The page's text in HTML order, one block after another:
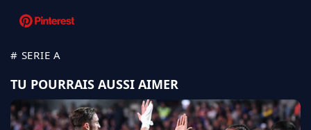
# SERIE A
TU POURRAIS AUSSI AIMER